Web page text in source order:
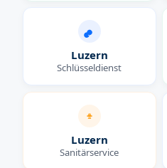
Luzern
Schlüsseldienst
Luzern
Sanitärservice